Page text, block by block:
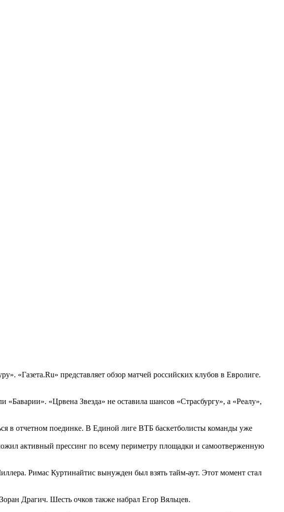
«Газета.Ru» представляет обзор матчей российских клубов в Евролиге.
«Црвена Звезда» не оставила шансов «Страсбургу», а «Реалу»,
в отчетном поединке. В Единой лиге ВТБ баскетболисты команды уже
активный прессинг по всему периметру площадки и самоотверженную
Римас Куртинайтис вынужден был взять тайм-аут. Этот момент стал
Драгич. Шесть очков также набрал Егор Вяльцев.